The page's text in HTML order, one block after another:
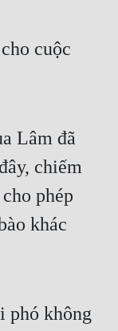
cuộc
Lâm đã
chiếm
phép
khác
phó không